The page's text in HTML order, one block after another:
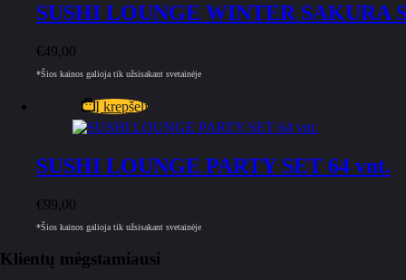
SUSHI LOUNGE WINTER SAKURA
€49,00
*Šios kainos galioja tik užsisakant svetainėje
Į krepšelį
SUSHI LOUNGE PARTY SET 64 vnt.
€99,00
*Šios kainos galioja tik užsisakant svetainėje
Klientų mėgstamiausi